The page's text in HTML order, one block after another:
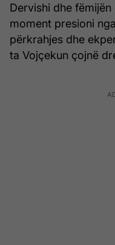
Dervishi dhe
moment presioni
përkrahjes dhe
ta Vojçekun çojnë